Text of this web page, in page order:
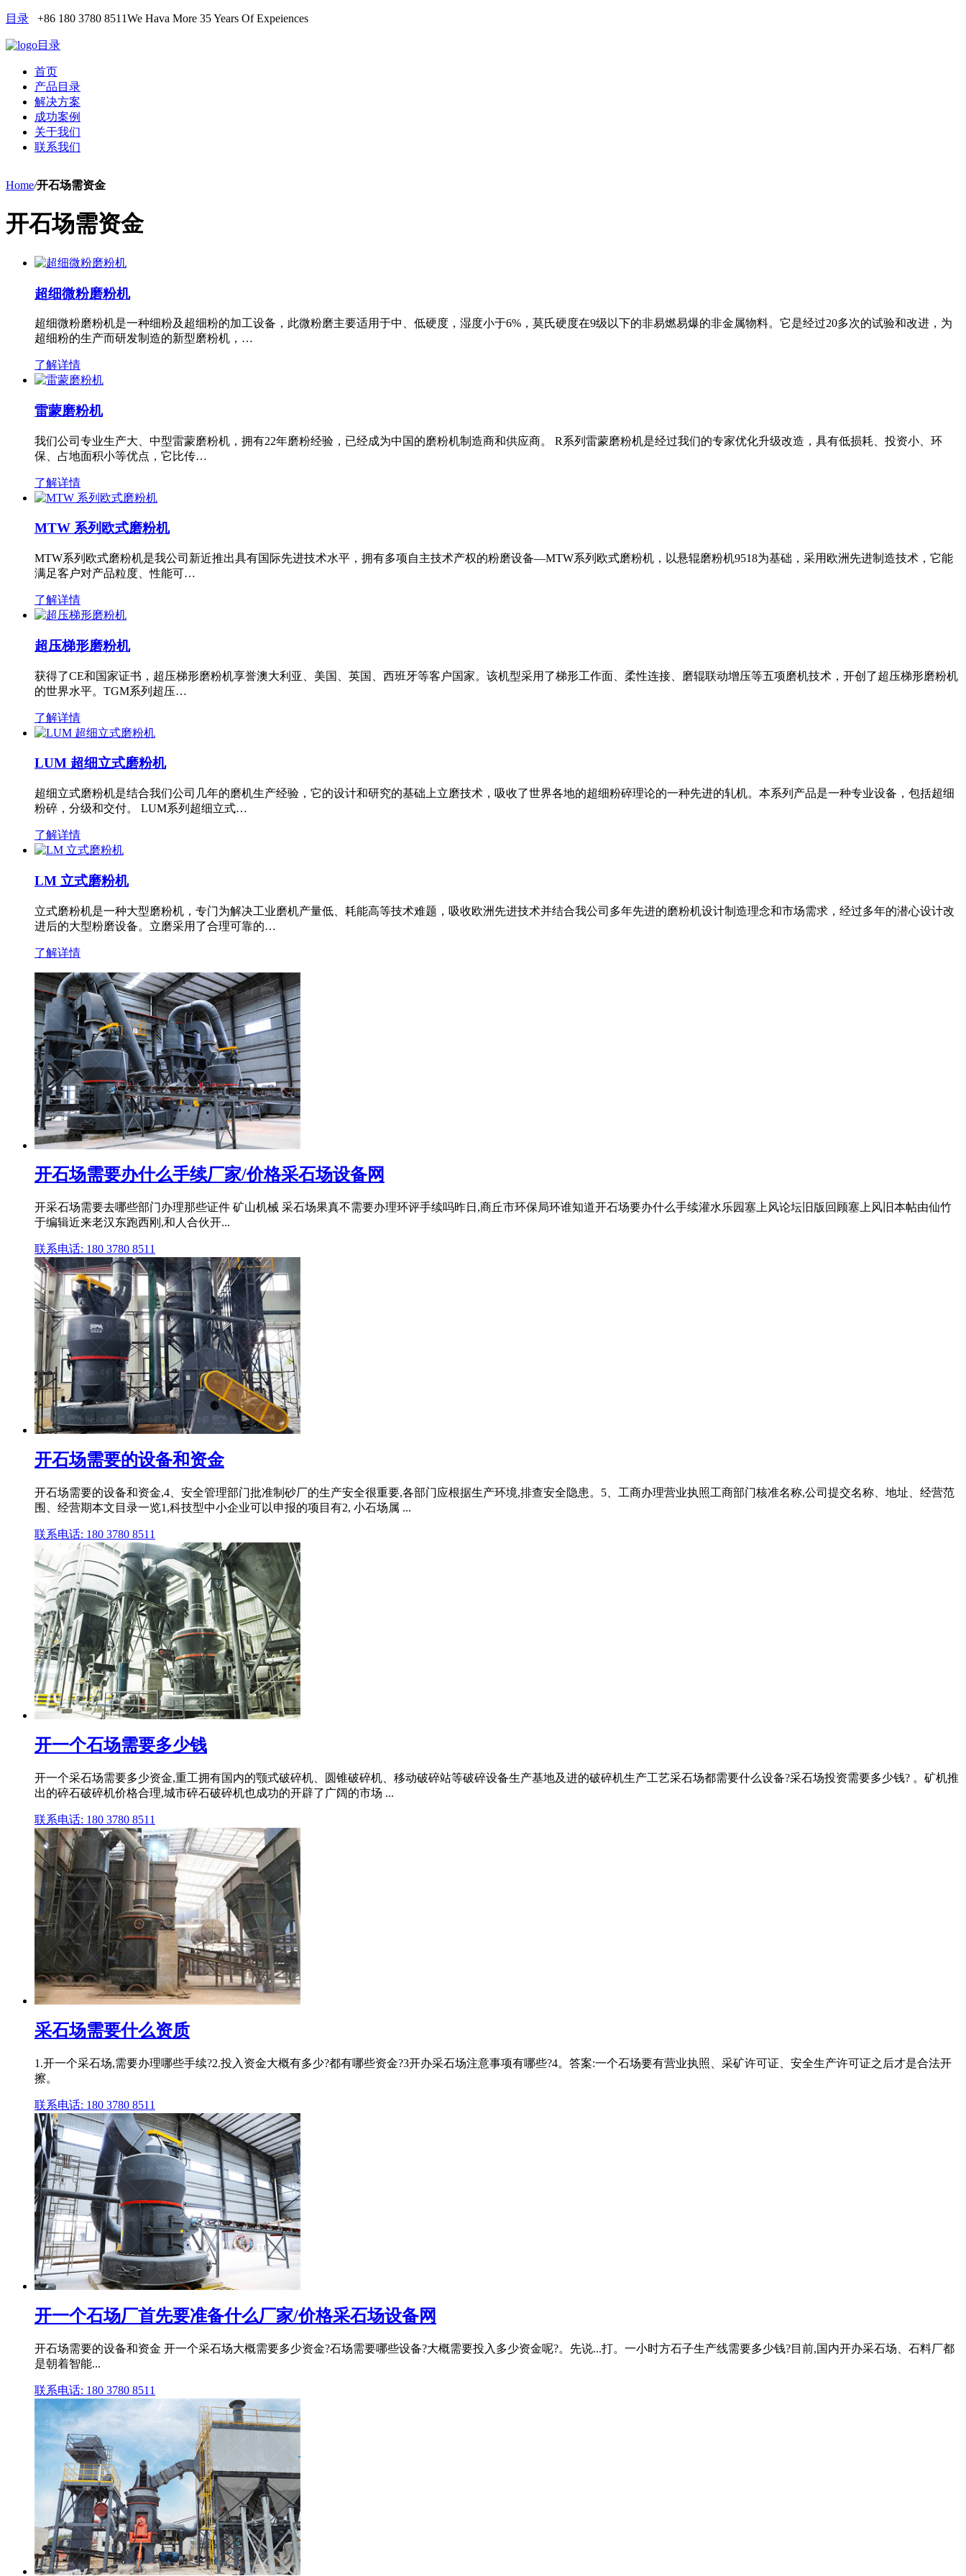
目录 +86 180 3780 8511We Hava More 35 Years Of Expeiences
目录
首页
产品目录
解决方案
成功案例
关于我们
联系我们
Home/开石场需资金
开石场需资金
超细微粉磨粉机
超细微粉磨粉机是一种细粉及超细粉的加工设备，此微粉磨主要适用于中、低硬度，湿度小于6%，莫氏硬度在9级以下的非易燃易爆的非金属物料。它是经过20多次的试验和改进，为
超细粉的生产而研发制造的新型磨粉机，…
了解详情
雷蒙磨粉机
我们公司专业生产大、中型雷蒙磨粉机，拥有22年磨粉经验，已经成为中国的磨粉机制造商和供应商。 R系列雷蒙磨粉机是经过我们的专家优化升级改造，具有低损耗、投资小、环
保、占地面积小等优点，它比传…
了解详情
MTW 系列欧式磨粉机
MTW系列欧式磨粉机是我公司新近推出具有国际先进技术水平，拥有多项自主技术产权的粉磨设备—MTW系列欧式磨粉机，以悬辊磨粉机9518为基础，采用欧洲先进制造技术，它能
满足客户对产品粒度、性能可…
了解详情
超压梯形磨粉机
获得了CE和国家证书，超压梯形磨粉机享誉澳大利亚、美国、英国、西班牙等客户国家。该机型采用了梯形工作面、柔性连接、磨辊联动增压等五项磨机技术，开创了超压梯形磨粉机
的世界水平。TGM系列超压…
了解详情
LUM 超细立式磨粉机
超细立式磨粉机是结合我们公司几年的磨机生产经验，它的设计和研究的基础上立磨技术，吸收了世界各地的超细粉碎理论的一种先进的轧机。本系列产品是一种专业设备，包括超细
粉碎，分级和交付。 LUM系列超细立式…
了解详情
LM 立式磨粉机
立式磨粉机是一种大型磨粉机，专门为解决工业磨机产量低、耗能高等技术难题，吸收欧洲先进技术并结合我公司多年先进的磨粉机设计制造理念和市场需求，经过多年的潜心设计改
进后的大型粉磨设备。立磨采用了合理可靠的…
了解详情
开石场需要办什么手续厂家/价格采石场设备网
开采石场需要去哪些部门办理那些证件 矿山机械 采石场果真不需要办理环评手续吗昨日,商丘市环保局环谁知道开石场要办什么手续灌水乐园塞上风论坛旧版回顾塞上风旧本帖由仙竹
于编辑近来老汉东跑西刚,和人合伙开...
联系电话: 180 3780 8511
开石场需要的设备和资金
开石场需要的设备和资金,4、安全管理部门批准制砂厂的生产安全很重要,各部门应根据生产环境,排查安全隐患。5、工商办理营业执照工商部门核准名称,公司提交名称、地址、经营范
围、经营期本文目录一览1,科技型中小企业可以申报的项目有2, 小石场属 ...
联系电话: 180 3780 8511
开一个石场需要多少钱
开一个采石场需要多少资金,重工拥有国内的颚式破碎机、圆锥破碎机、移动破碎站等破碎设备生产基地及进的破碎机生产工艺采石场都需要什么设备?采石场投资需要多少钱? 。矿机推
出的碎石破碎机价格合理,城市碎石破碎机也成功的开辟了广阔的市场 ...
联系电话: 180 3780 8511
采石场需要什么资质
1.开一个采石场,需要办理哪些手续?2.投入资金大概有多少?都有哪些资金?3开办采石场注意事项有哪些?4。答案:一个石场要有营业执照、采矿许可证、安全生产许可证之后才是合法开
擦。
联系电话: 180 3780 8511
开一个石场厂首先要准备什么厂家/价格采石场设备网
开石场需要的设备和资金 开一个采石场大概需要多少资金?石场需要哪些设备?大概需要投入多少资金呢?。先说...打。一小时方石子生产线需要多少钱?目前,国内开办采石场、石料厂都
是朝着智能...
联系电话: 180 3780 8511